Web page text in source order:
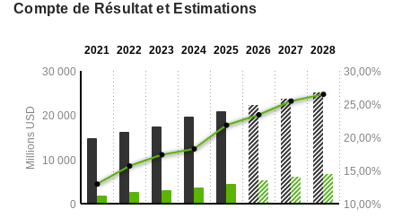
Compte de Résultat et Estimations